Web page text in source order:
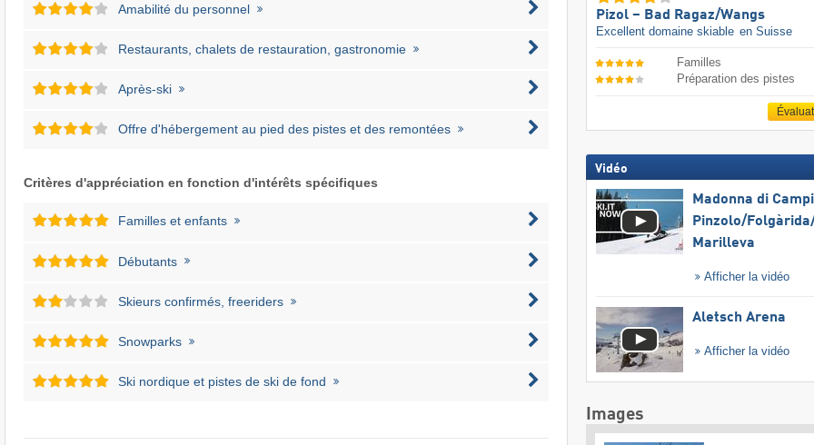
Amabilité du personnel
Restaurants, chalets de restauration, gastronomie
Après-ski
Offre d'hébergement au pied des pistes et des remontées
Critères d'appréciation en fonction d'intérêts spécifiques
Familles et enfants
Débutants
Skieurs confirmés, freeriders
Snowparks
Ski nordique et pistes de ski de fond
Pizol – Bad Ragaz/​Wangs
Excellent domaine skiable en Suisse
Familles
Préparation des pistes
Vidéo
Madonna di
Pinzolo/​
Marilleva
Afficher la vidéo
Aletsch Arena
Afficher la vidéo
Images